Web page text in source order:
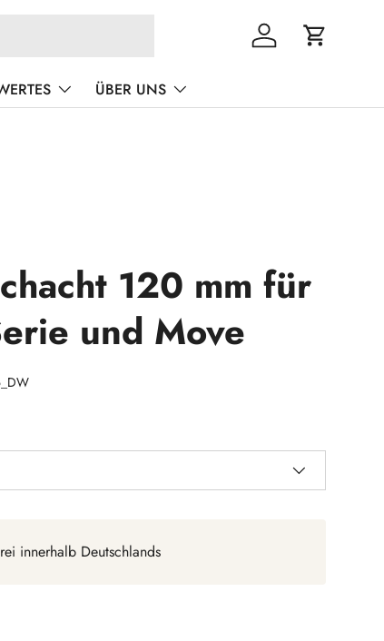
Einloggen
ÜBER UNS
120 mm für
und Move
innerhalb Deutschlands